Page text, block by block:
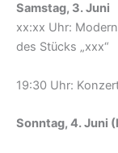
Samstag, 3. Juni
xx:xx Uhr:
des Stücks „xxx“
19:30 Uhr:
Sonntag, 4. Juni